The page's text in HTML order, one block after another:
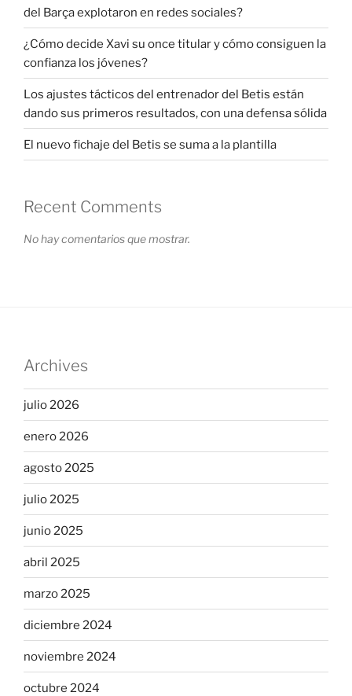
del Barça explotaron en redes sociales?
¿Cómo decide Xavi su once titular y cómo consiguen la
confianza los jóvenes?
Los ajustes tácticos del entrenador del Betis están
dando sus primeros resultados, con una defensa sólida
El nuevo fichaje del Betis se suma a la plantilla
Recent Comments
No hay comentarios que mostrar.
Archives
julio 2026
enero 2026
agosto 2025
julio 2025
junio 2025
abril 2025
marzo 2025
diciembre 2024
noviembre 2024
octubre 2024